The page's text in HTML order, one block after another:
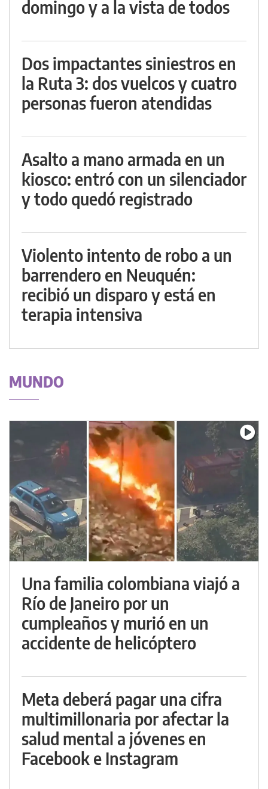
domingo y a la vista de todos
Dos impactantes siniestros en
la Ruta 3: dos vuelcos y cuatro
personas fueron atendidas
Asalto a mano armada en un
kiosco: entró con un silenciador
y todo quedó registrado
Violento intento de robo a un
barrendero en Neuquén:
recibió un disparo y está en
terapia intensiva
MUNDO
Una familia colombiana viajó a
Río de Janeiro por un
cumpleaños y murió en un
accidente de helicóptero
Meta deberá pagar una cifra
multimillonaria por afectar la
salud mental a jóvenes en
Facebook e Instagram